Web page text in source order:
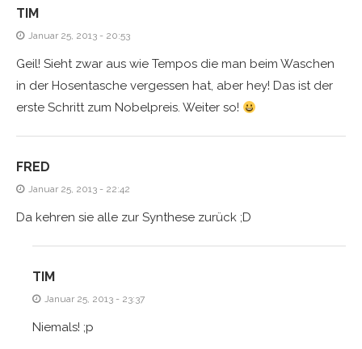
TIM
Januar 25, 2013 - 20:53
Geil! Sieht zwar aus wie Tempos die man beim Waschen
in der Hosentasche vergessen hat, aber hey! Das ist der
erste Schritt zum Nobelpreis. Weiter so!
FRED
Januar 25, 2013 - 22:42
Da kehren sie alle zur Synthese zurück ;D
TIM
Januar 25, 2013 - 23:37
Niemals! ;p